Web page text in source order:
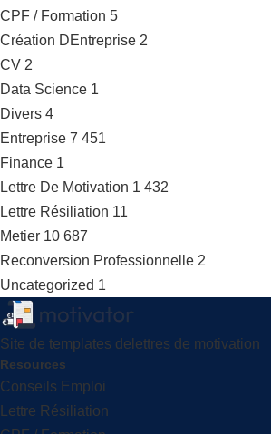
CPF / Formation 5
Création DEntreprise 2
CV 2
Data Science 1
Divers 4
Entreprise 7 451
Finance 1
Lettre De Motivation 1 432
Lettre Résiliation 11
Metier 10 687
Reconversion Professionnelle 2
Uncategorized 1
Site de templates delettres de motivation
Resources
Conseils Emploi
Lettre Résiliation